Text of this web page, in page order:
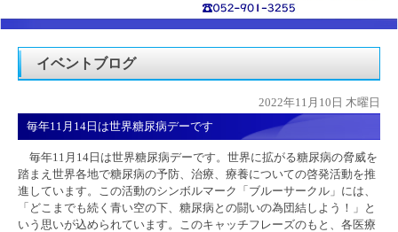
イベントブログ
2022年11月10日 木曜日
毎年11月14日は世界糖尿病デーです
毎年11月14日は世界糖尿病デーです。世界に拡がる糖尿病の脅威を
踏まえ世界各地で糖尿病の予防、治療、療養についての啓発活動を推
進しています。この活動のシンボルマーク「ブルーサークル」には、
「どこまでも続く青い空の下、糖尿病との闘いの為団結しよう！」と
いう思いが込められています。このキャッチフレーズのもと、各医療